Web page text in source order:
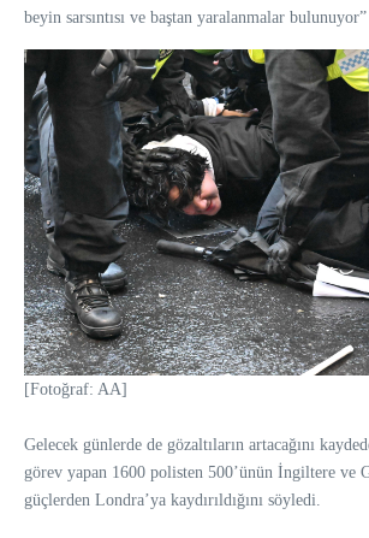
beyin sarsıntısı ve baştan yaralanmalar bulunuyor”
[Fotoğraf: AA]
Gelecek günlerde de gözaltıların artacağını
görev yapan 1600 polisten 500’ünün İngiltere ve
güçlerden Londra’ya kaydırıldığını söyledi.